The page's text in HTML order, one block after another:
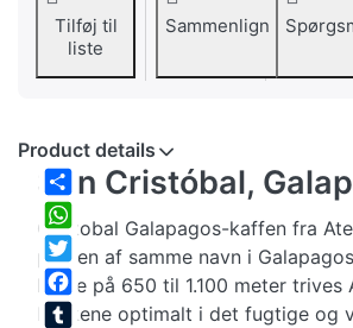
Tilføj til
liste
Sammenlign
Share
WhatsApp
Twitter
Facebook
Product details
San Cristóbal,
Cristobal Galapagos-kaffen fra
på øen af samme navn i
højde på 650 til 1.100 meter trives
buskene optimalt i det fugtige og